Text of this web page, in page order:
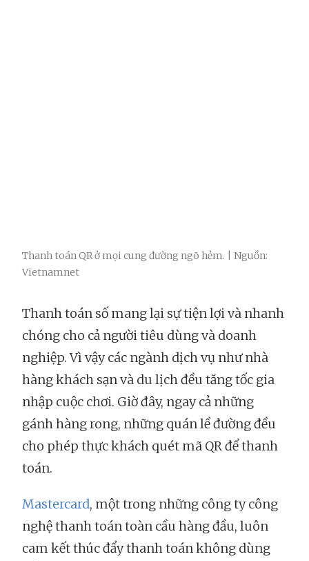
Thanh toán QR ở mọi cung đường ngõ hẻm. | Nguồn:
Vietnamnet
Thanh toán số mang lại sự tiện lợi và nhanh
chóng cho cả người tiêu dùng và doanh
nghiệp. Vì vậy các ngành dịch vụ như nhà
hàng khách sạn và du lịch đều tăng tốc gia
nhập cuộc chơi. Giờ đây, ngay cả những
gánh hàng rong, những quán lề đường đều
cho phép thực khách quét mã QR để thanh
toán.
Mastercard, một trong những công ty công
nghệ thanh toán toàn cầu hàng đầu, luôn
cam kết thúc đẩy thanh toán không dùng